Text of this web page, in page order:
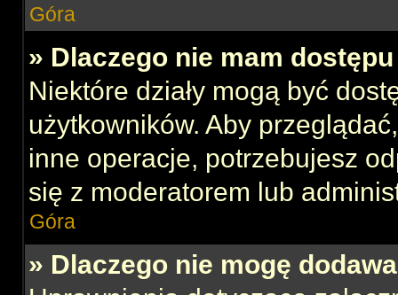
Góra
» Dlaczego nie mam dostępu
Niektóre działy mogą być
użytkowników. Aby
inne operacje, potrzebujesz
się z moderatorem lub
Góra
» Dlaczego nie mogę